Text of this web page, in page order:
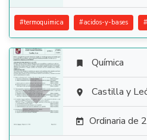
#termoquimica #acidos-y-bases #

 Química
 Castilla y
 Ordinaria de